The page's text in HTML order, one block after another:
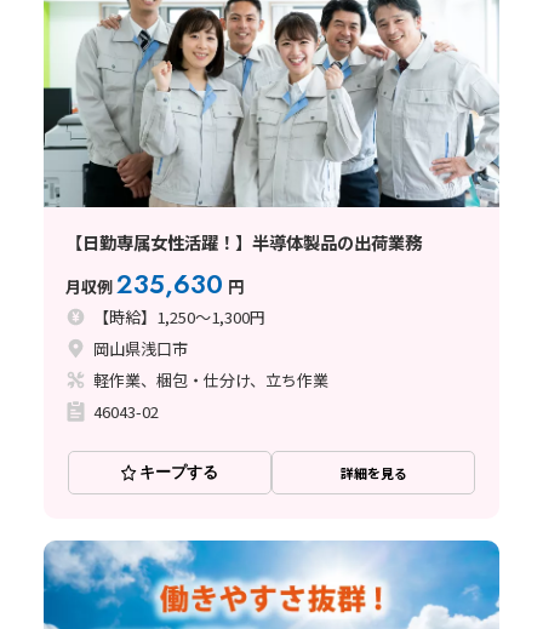
【日勤専属女性活躍！】半導体製品の出荷業務
月収例235,630 円
【時給】1,250～1,300円
岡山県浅口市
軽作業、梱包・仕分け、立ち作業
46043-02
キープする 詳細を見る